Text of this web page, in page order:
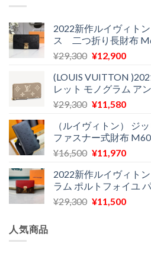
¥24,000
で
し
は
で
2022新作ルイヴィト
ス 二つ折り長財布
¥29,300 元
価
格
は
で
し
た。
¥12,900現
の
価
格
で
す。
(LOUIS VUITTON
レット モノグラム ア
¥29,300 元
価
格
は
で
し
た。
¥11,580現
の
価
格
で
す。
（ルイヴィトン） ジ
ファスナー式財布
¥16,500 元
価
格
は
¥11,970現
の
価
格
2022新作ルイヴィト
ラム ポルトフォイユ
¥29,300 元
¥11,500現
人気商品